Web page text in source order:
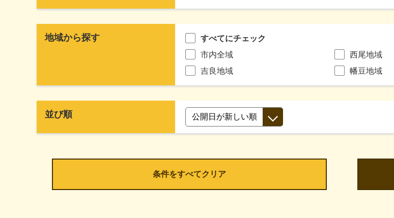
地域から探す
すべてにチェック
市内全域
西尾地域
吉良地域
幡豆地域
並び順